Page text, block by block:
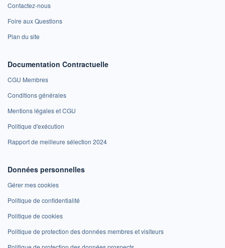
Contactez-nous
Foire aux Questions
Plan du site
Documentation Contractuelle
CGU Membres
Conditions générales
Mentions légales et CGU
Politique d'exécution
Rapport de meilleure sélection 2024
Données personnelles
Gérer mes cookies
Politique de confidentialité
Politique de cookies
Politique de protection des données membres et visiteurs